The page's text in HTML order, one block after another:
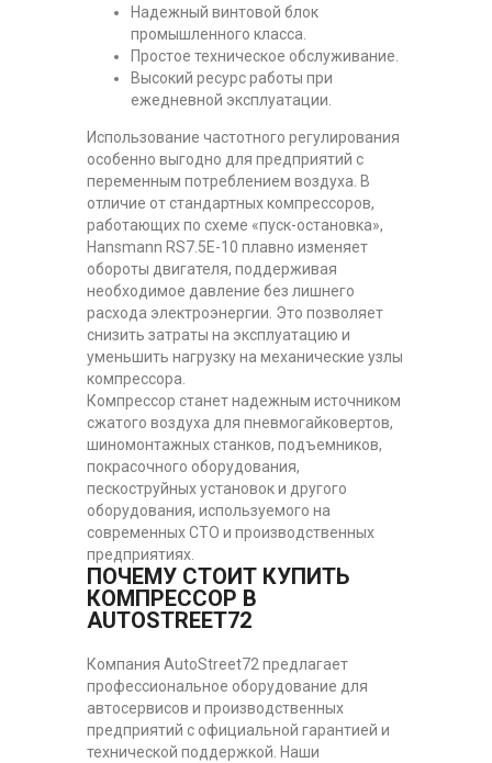
Надежный винтовой блок
промышленного класса.
Простое техническое обслуживание.
Высокий ресурс работы при
ежедневной эксплуатации.
Использование частотного регулирования
особенно выгодно для предприятий с
переменным потреблением воздуха. В
отличие от стандартных компрессоров,
работающих по схеме «пуск-остановка»,
Hansmann RS7.5E-10 плавно изменяет
обороты двигателя, поддерживая
необходимое давление без лишнего
расхода электроэнергии. Это позволяет
снизить затраты на эксплуатацию и
уменьшить нагрузку на механические узлы
компрессора.
Компрессор станет надежным источником
сжатого воздуха для пневмогайковертов,
шиномонтажных станков, подъемников,
покрасочного оборудования,
пескоструйных установок и другого
оборудования, используемого на
современных СТО и производственных
предприятиях.
ПОЧЕМУ СТОИТ КУПИТЬ
КОМПРЕССОР В
AUTOSTREET72
Компания AutoStreet72 предлагает
профессиональное оборудование для
автосервисов и производственных
предприятий с официальной гарантией и
технической поддержкой. Наши